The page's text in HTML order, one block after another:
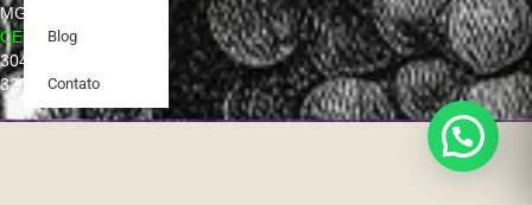
Blog
Contato
MG
CEP:
30431-
320